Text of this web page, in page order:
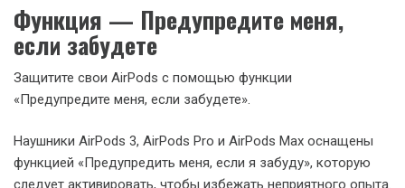
Функция — Предупредите меня,
если забудете
Защитите свои AirPods с помощью функции
«Предупредите меня, если забудете».
Наушники AirPods 3, AirPods Pro и AirPods Max оснащены
функцией «Предупредить меня, если я забуду», которую
следует активировать, чтобы избежать неприятного опыта.